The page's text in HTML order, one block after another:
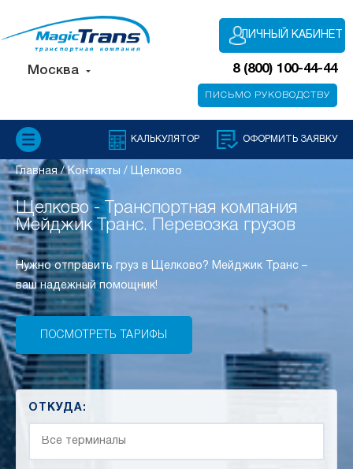
Москва 8 (800) 100-44-44
ЛИЧНЫЙ КАБИНЕТ
ПИСЬМО РУКОВОДСТВУ
КАЛЬКУЛЯТОР ОФОРМИТЬ ЗАЯВКУ
Главная/Контакты / Щелково
Щелково - Транспортная компания
Мейджик Транс. Перевозка грузов
Нужно отправить груз в Щелково? Мейджик Транс –
ваш надежный помощник!
ПОСМОТРЕТЬ ТАРИФЫ
ОТКУДА: